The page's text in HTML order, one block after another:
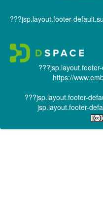
???jsp.layout.footer-
https://
???jsp.layout.footer-
jsp.layout.footer-